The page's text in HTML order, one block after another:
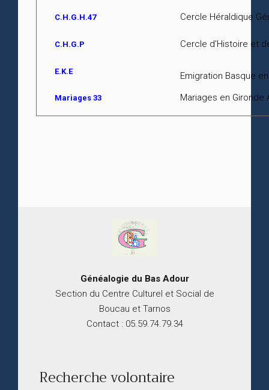
Généalogie du BasAdour
Section du Centre Culturel et Social de
Boucau et Tarnos
Contact : 05.59.74.79.34
Recherche volontaire
C.H.G.H.47 Cercle Héraldique
C.H.G.P Cercle d'Histoire et
E.K.E Emigration Basque
Mariages 33 Mariages en Gironde